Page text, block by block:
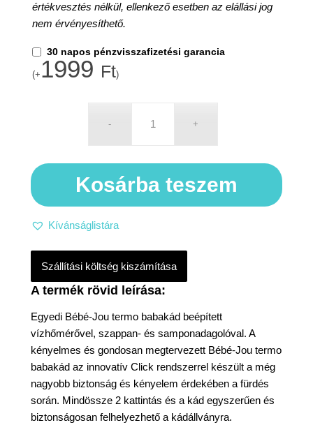
Egyedi Bébé-Jou termo babakád beépített
vízhőmérővel, szappan- és samponadagolóval. A
kényelmes és gondosan megtervezett Bébé-Jou termo
babakád az innovatív Click rendszerrel készült a még
nagyobb biztonság és kényelem érdekében a fürdés
során. Mindössze 2 kattintás és a kád egyszerűen és
biztonságosan felhelyezhető a kádállványra.
értékvesztés nélkül, ellenkező esetben az elállási jog
nem érvényesíthető.
30 napos pénzvisszafizetési garancia
(+ 1999 Ft)
Kosárba teszem
Kívánságlistára
Szállítási költség kiszámítása